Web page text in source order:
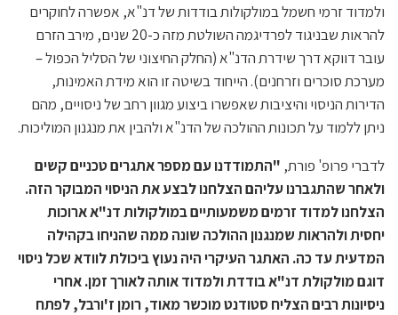
ולמדוד זרמי חשמל במולקולות בודדות של דנ"א, אפשרה לחוקרים
להראות שבניגוד לפרדיגמה השולטת מזה כ-20 שנים, מירב הזרם
עובר דווקא דרך שידרת הדנ"א (החלק החיצוני של הסליל הכפול –
מערכת סוכרים וזרחנים). הייחוד בשיטה זו הוא מידת האמינות,
הדירות הניסוי והיציבות שאפשרו ביצוע מגוון רחב של ניסויים, מהם
ניתן ללמוד על תכונות ההולכה של הדנ"א ולהבין את מנגנון המוליכות.
לדברי פרופ' פורת, "התמודדנו עם מספר אתגרים טכניים קשים
ולאחר שהתגברנו עליהם הצלחנו לבצע את הניסוי המבוקר הזה.
הצלחנו למדוד זרמים משמעותיים במולקולות דנ"א ארוכות
יחסית ולהראות שמנגנון ההולכה שונה ממה שהניחו בקהילה
המדעית עד כה. האתגר העיקרי היה נעוץ ביכולת לוודא שכל ניסוי
דוגם מולקולת דנ"א בודדת ולמדוד אותה לאורך זמן. אחרי
ניסיונות רבים הצליח סטודנט מוכשר מאוד, רומן ז'ורבל, לפתח